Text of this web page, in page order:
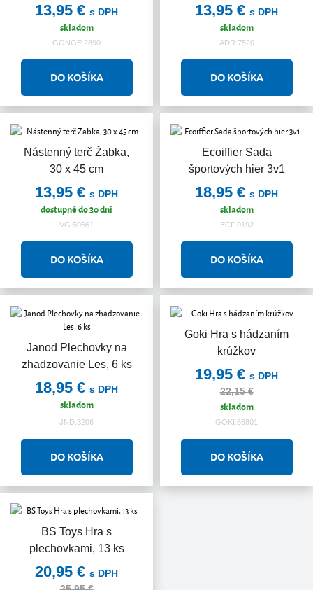
13,95 € s DPH
skladom
GONGE.2890
13,95 € s DPH
skladom
ADR.7520
Nástenný terč Žabka,
30 x 45 cm
13,95 € s DPH
dostupné do 30 dní
VG.50661
Ecoiffier Sada
športových hier 3v1
18,95 € s DPH
skladom
ECF.0192
Janod Plechovky na
zhadzovanie Les, 6 ks
18,95 € s DPH
skladom
JND.3206
Goki Hra s hádzaním
krúžkov
19,95 € s DPH
22,15 €
skladom
GOKI.56801
BS Toys Hra s
plechovkami, 13 ks
20,95 € s DPH